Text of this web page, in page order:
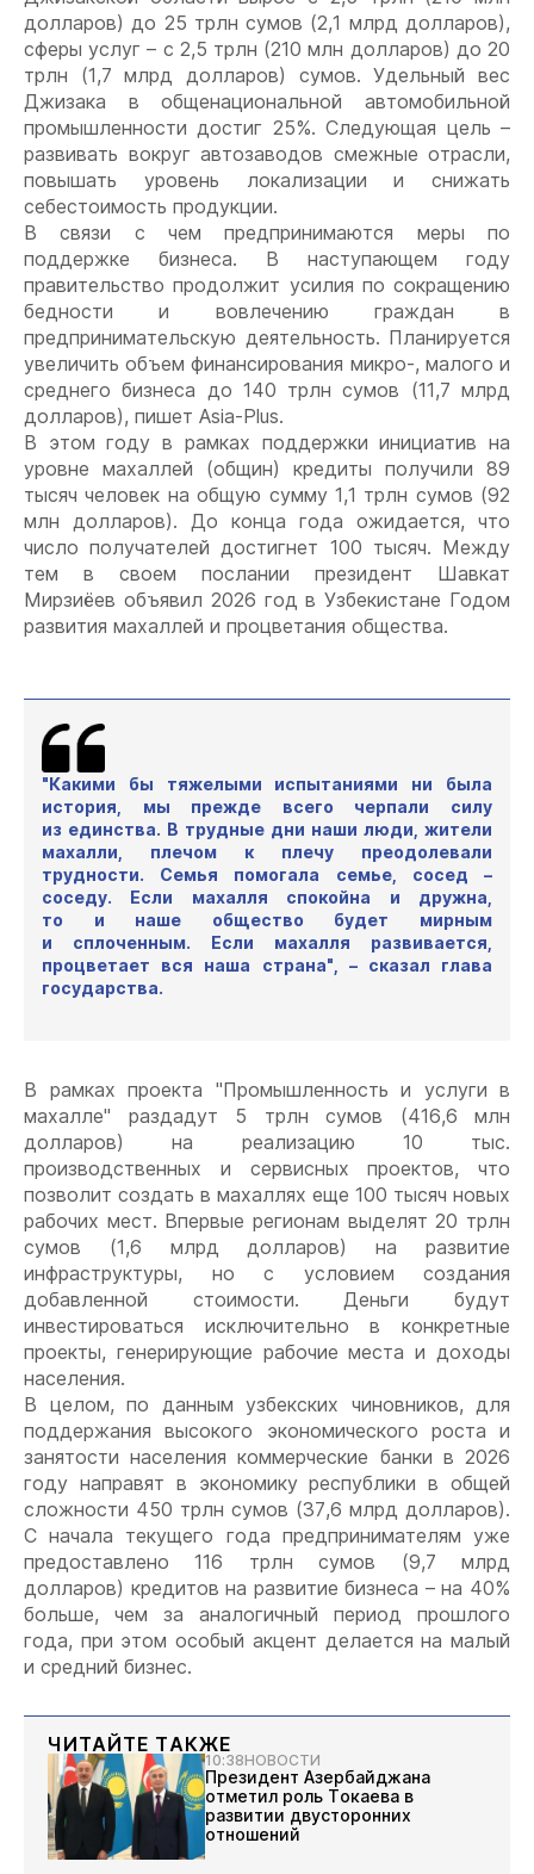
долларов) до 25 трлн сумов (2,1 млрд долларов),
сферы услуг – с 2,5 трлн (210 млн долларов) до 20
трлн (1,7 млрд долларов) сумов. Удельный вес
Джизака в общенациональной автомобильной
промышленности достиг 25%. Следующая цель –
развивать вокруг автозаводов смежные отрасли,
повышать уровень локализации и снижать
себестоимость продукции.
В связи с чем предпринимаются меры по
поддержке бизнеса. В наступающем году
правительство продолжит усилия по сокращению
бедности и вовлечению граждан в
предпринимательскую деятельность. Планируется
увеличить объем финансирования микро-, малого и
среднего бизнеса до 140 трлн сумов (11,7 млрд
долларов), пишет Asia-Plus.
В этом году в рамках поддержки инициатив на
уровне махаллей (общин) кредиты получили 89
тысяч человек на общую сумму 1,1 трлн сумов (92
млн долларов). До конца года ожидается, что
число получателей достигнет 100 тысяч. Между
тем в своем послании президент Шавкат
Мирзиёев объявил 2026 год в Узбекистане Годом
развития махаллей и процветания общества.
"Какими бы тяжелыми испытаниями ни была
история, мы прежде всего черпали силу
из единства. В трудные дни наши люди, жители
махалли, плечом к плечу преодолевали
трудности. Семья помогала семье, сосед –
соседу. Если махалля спокойна и дружна,
то и наше общество будет мирным
и сплоченным. Если махалля развивается,
процветает вся наша страна", – сказал глава
государства.
В рамках проекта "Промышленность и услуги в
махалле" раздадут 5 трлн сумов (416,6 млн
долларов) на реализацию 10 тыс.
производственных и сервисных проектов, что
позволит создать в махаллях еще 100 тысяч новых
рабочих мест. Впервые регионам выделят 20 трлн
сумов (1,6 млрд долларов) на развитие
инфраструктуры, но с условием создания
добавленной стоимости. Деньги будут
инвестироваться исключительно в конкретные
проекты, генерирующие рабочие места и доходы
населения.
В целом, по данным узбекских чиновников, для
поддержания высокого экономического роста и
занятости населения коммерческие банки в 2026
году направят в экономику республики в общей
сложности 450 трлн сумов (37,6 млрд долларов).
С начала текущего года предпринимателям уже
предоставлено 116 трлн сумов (9,7 млрд
долларов) кредитов на развитие бизнеса – на 40%
больше, чем за аналогичный период прошлого
года, при этом особый акцент делается на малый
и средний бизнес.
ЧИТАЙТЕ ТАКЖЕ
10:38НОВОСТИ
Президент Азербайджана
отметил роль Токаева в
развитии двусторонних
отношений